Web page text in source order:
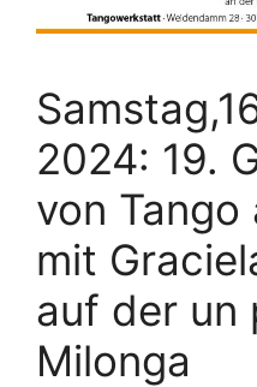
2024: 19.
von Tango
mit
auf der un
Milonga